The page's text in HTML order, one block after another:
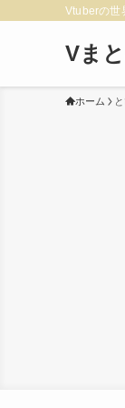
Vtuberの世
Vま
ホーム